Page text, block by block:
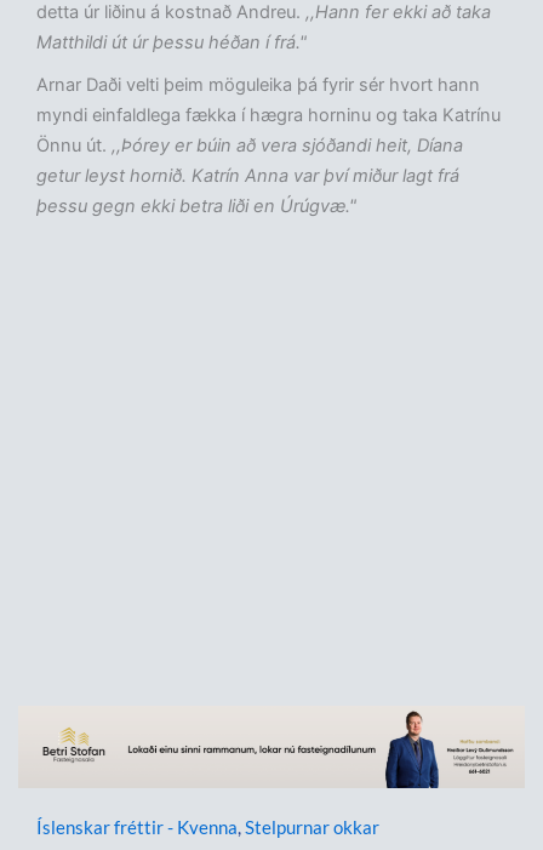
detta úr liðinu á kostnað Andreu. ,,Hann fer ekki að taka
Matthildi út úr þessu héðan í frá."
Arnar Daði velti þeim möguleika þá fyrir sér hvort hann
myndi einfaldlega fækka í hægra horninu og taka Katrínu
Önnu út. ,,Þórey er búin að vera sjóðandi heit, Díana
getur leyst hornið. Katrín Anna var því miður lagt frá
þessu gegn ekki betra liði en Úrúgvæ."
Íslenskar fréttir - Kvenna,Stelpurnar okkar